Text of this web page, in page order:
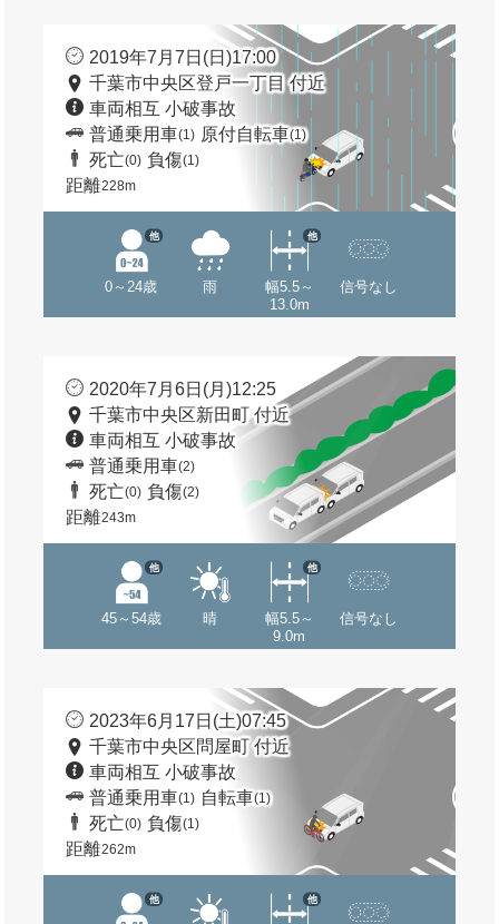
2019年7月7日(日)17:00
千葉市中央区登戸一丁目 付近
車両相互 小破事故
普通乗用車(1) 原付自転車(1)
死亡(0) 負傷(1)
距離228m
0～24歳
他
雨
幅5.5～
13.0m
他
信号なし
2020年7月6日(月)12:25
千葉市中央区新田町 付近
車両相互 小破事故
普通乗用車(2)
死亡(0) 負傷(2)
距離243m
45～54歳
他
晴
幅5.5～
9.0m
他
信号なし
2023年6月17日(土)07:45
千葉市中央区問屋町 付近
車両相互 小破事故
普通乗用車(1) 自転車(1)
死亡(0) 負傷(1)
距離262m
他 他